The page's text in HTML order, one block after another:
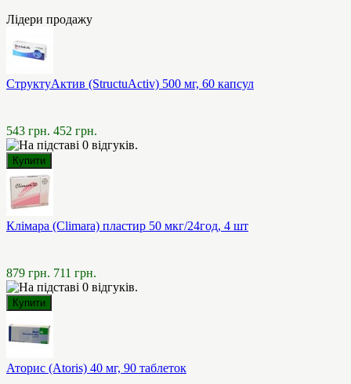
Лідери продажу
СтруктуАктив (StructuActiv) 500 мг, 60 капсул
543 грн. 452 грн.
Клімара (Climara) пластир 50 мкг/24год, 4 шт
879 грн. 711 грн.
Аторис (Atoris) 40 мг, 90 таблеток